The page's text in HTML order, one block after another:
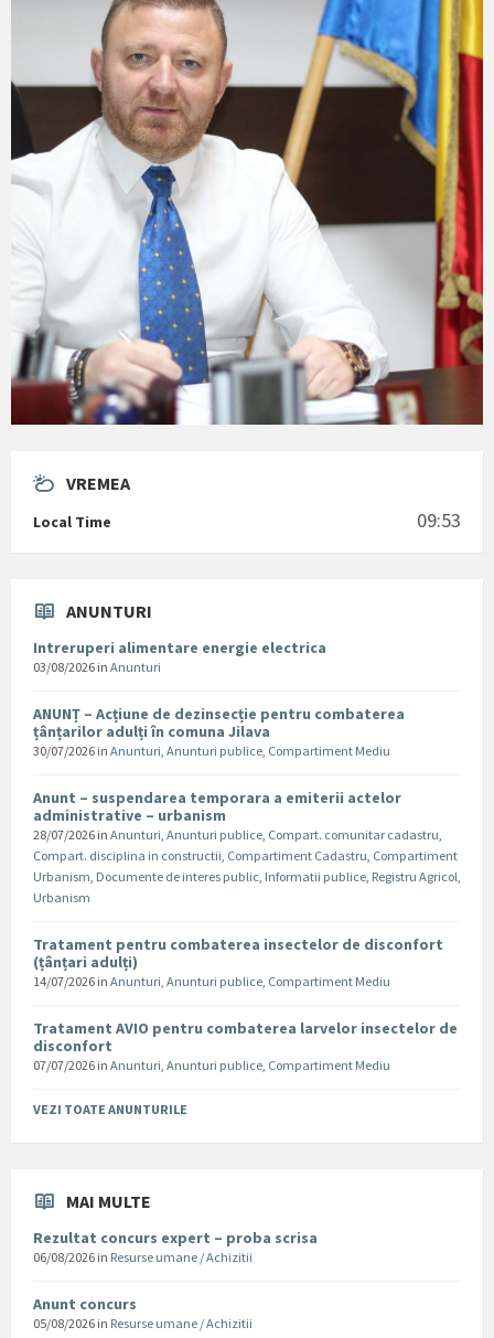
VREMEA
Local Time 09:53
ANUNTURI
Intreruperi alimentare energie electrica
03/08/2026 in Anunturi
ANUNȚ – Acțiune de dezinsecție pentru combaterea
țânțarilor adulți în comuna Jilava
30/07/2026 in Anunturi, Anunturi publice, Compartiment Mediu
Anunt – suspendarea temporara a emiterii actelor
administrative – urbanism
28/07/2026 in Anunturi, Anunturi publice, Compart. comunitar cadastru,
Compart. disciplina in constructii, Compartiment Cadastru, Compartiment
Urbanism, Documente de interes public, Informatii publice, Registru Agricol,
Urbanism
Tratament pentru combaterea insectelor de disconfort
(țânțari adulți)
14/07/2026 in Anunturi, Anunturi publice, Compartiment Mediu
Tratament AVIO pentru combaterea larvelor insectelor de
disconfort
07/07/2026 in Anunturi, Anunturi publice, Compartiment Mediu
VEZI TOATE ANUNTURILE
MAI MULTE
Rezultat concurs expert – proba scrisa
06/08/2026 in Resurse umane / Achizitii
Anunt concurs
05/08/2026 in Resurse umane / Achizitii